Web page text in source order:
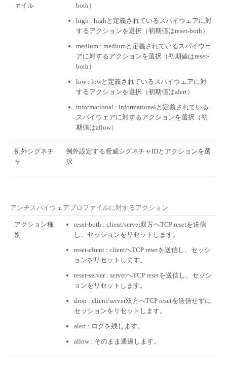
ァイル
both）
high : highと定義されているスパイウェアに対
するアクションを選択（初期値はreset-both）
medium : mediumと定義されているスパイウェ
アに対するアクションを選択（初期値はreset-
both）
low : lowと定義されているスパイウェアに対
するアクションを選択（初期値はalert）
informational : informationalと定義されている
スパイウェアに対するアクションを選択（初
期値はallow）
例外シグネチ
ャ
例外設定する脅威シグネチャIDとアクションを選
択
アンチスパイウェアプロファイルに対するアクション
アクション種
別
reset-both : client/server双方へTCP resetを送信
し、セッションをリセットします。
reset-client : clientへTCP resetを送信し、セッシ
ョンをリセットします。
reset-server : serverへTCP resetを送信し、セッシ
ョンをリセットします。
drop : client/server双方へTCP resetを送信せずに
セッションをリセットします。
alert : ログを残します。
allow : そのまま通過します。